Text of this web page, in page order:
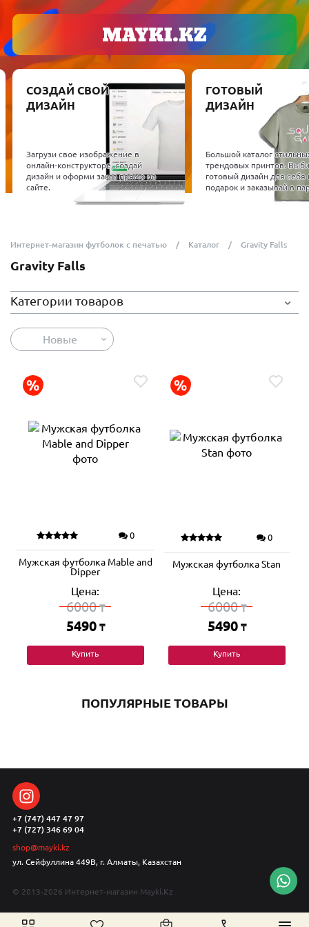
СОЗДАЙ СВОЙ
ДИЗАЙН
Загрузи свое изображение в
онлайн-конструкторе, создай
дизайн и оформи заказ прямо на
сайте.
ГОТОВЫЙ
ДИЗАЙН
Большой каталог
трендовых принтов.
готовый дизайн для себя
подарок и заказывай в
Интернет-магазин футболок с печатью Каталог Gravity Falls
Gravity Falls
Категории товаров
Новые
0
Мужская футболка Mable and
Dipper
Цена:
6000₸
5490 ₸
Купить
0
Мужская футболка Stan
Цена:
6000₸
5490 ₸
Купить
ПОПУЛЯРНЫЕ ТОВАРЫ
+7 (747) 447 47 97
+7 (727) 346 69 04
shop@mayki.kz
ул. Сейфуллина 449В, г. Алматы, Казахстан
© 2013-2026 Интернет-магазин Mayki.Kz